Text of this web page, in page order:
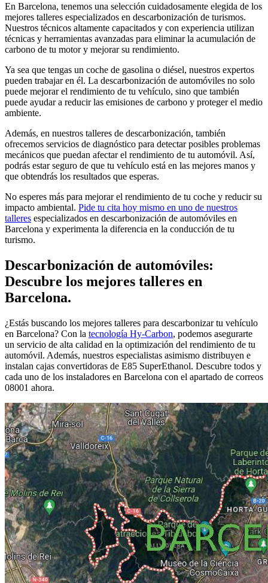
En Barcelona, tenemos una selección cuidadosamente elegida de los
mejores talleres especializados en descarbonización de turismos.
Nuestros técnicos altamente capacitados y con experiencia utilizan
técnicas y herramientas avanzadas para eliminar la acumulación de
carbono de tu motor y mejorar su rendimiento.
Ya sea que tengas un coche de gasolina o diésel, nuestros expertos
pueden trabajar en él. La descarbonización de automóviles no solo
puede mejorar el rendimiento de tu vehículo, sino que también
puede ayudar a reducir las emisiones de carbono y proteger el medio
ambiente.
Además, en nuestros talleres de descarbonización, también
ofrecemos servicios de diagnóstico para detectar posibles problemas
mecánicos que puedan afectar el rendimiento de tu automóvil. Así,
podrás estar seguro de que tu vehículo está en las mejores manos y
que obtendrás los resultados que esperas.
No esperes más para mejorar el rendimiento de tu coche y reducir su
impacto ambiental. Pide tu cita hoy mismo en uno de nuestros
talleres especializados en descarbonización de automóviles en
Barcelona y experimenta la diferencia en la conducción de tu
turismo.
Descarbonización de automóviles:
Descubre los mejores talleres en
Barcelona.
¿Estás buscando los mejores talleres para descarbonizar tu vehículo
en Barcelona? Con la tecnología Hy-Carbon, podemos asegurarte
un servicio de alta calidad en la optimización del rendimiento de tu
automóvil. Además, nuestros especialistas asimismo distribuyen e
instalan cajas convertidoras de E85 SuperEthanol. Descubre todos y
cada uno de los instaladores en Barcelona con el apartado de correos
08001 ahora.